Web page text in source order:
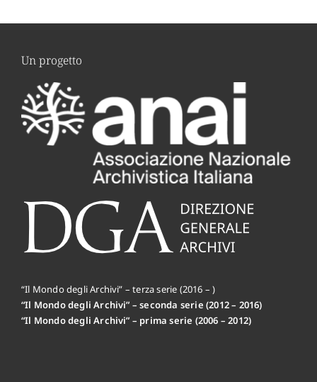
Un progetto
“Il Mondo degli Archivi” – terza serie (2016 – )
“Il Mondo degli Archivi” – seconda serie (2012 – 2016)
“Il Mondo degli Archivi” – prima serie (2006 – 2012)